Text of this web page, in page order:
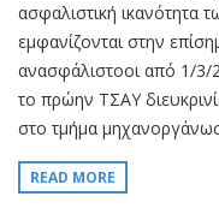
ασφαλιστική ικανότητα
εμφανίζονται στην
ανασφάλιστοοι από 1/3/
το πρώην ΤΣΑΥ
στο τμήμα
READ MORE